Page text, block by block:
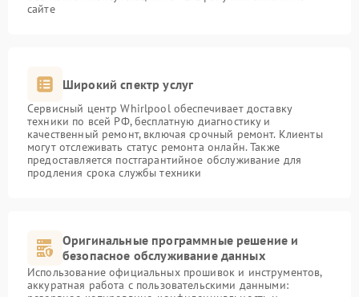
сайте
Широкий спектр услуг
Сервисный центр Whirlpool обеспечивает доставку
техники по всей РФ, бесплатную диагностику и
качественный ремонт, включая срочный ремонт. Клиенты
могут отслеживать статус ремонта онлайн. Также
предоставляется постгарантийное обслуживание для
продления срока службы техники
Оригинальные программные решение и
безопасное обслуживание данных
Использование официальных прошивок и инструментов,
аккуратная работа с пользовательскими данными: